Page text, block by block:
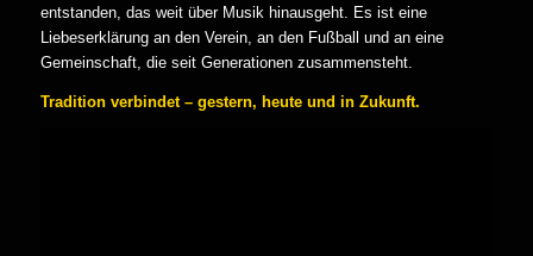
entstanden, das weit über Musik hinausgeht. Es ist eine
Liebeserklärung an den Verein, an den Fußball und an eine
Gemeinschaft, die seit Generationen zusammensteht.
Tradition verbindet – gestern, heute und in Zukunft.